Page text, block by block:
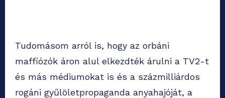
Tudomásom arról is, hogy az orbáni
maffiózók áron alul elkezdték árulni a TV2-t
és más médiumokat is és a százmilliárdos
rogáni gyűlöletpropaganda anyahajóját, a